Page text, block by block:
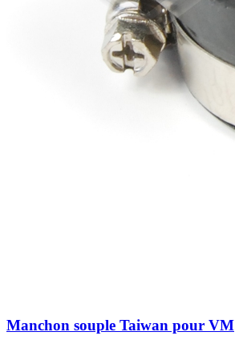
Manchon souple Taiwan pour VM